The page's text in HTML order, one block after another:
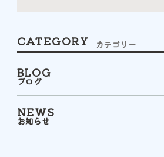
CATEGORY カテゴリー
BLOG
ブログ
NEWS
お知らせ